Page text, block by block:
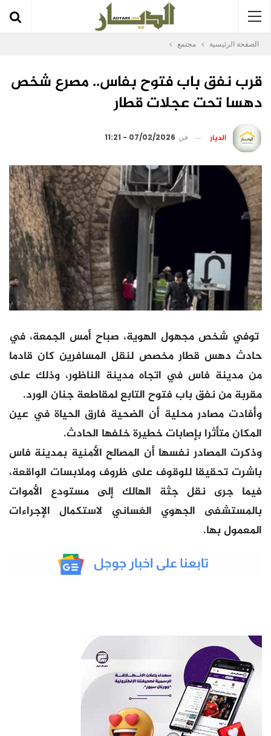
الصفحة الرئيسية مجتمع
قرب نفق باب فتوح بفاس.. مصرع شخص
دهسا تحت عجلات قطار
الديار في 07/02/2026 - 11:21
توفي شخص مجهول الهوية، صباح أمس الجمعة، في
حادث دهس قطار مخصص لنقل المسافرين كان قادما
من مدينة فاس في اتجاه مدينة الناظور، وذلك على
مقربة من نفق باب فتوح التابع لمقاطعة جنان الورد.
وأفادت مصادر محلية أن الضحية فارق الحياة في عين
المكان متأثرا بإصابات خطيرة خلفها الحادث.
وذكرت المصادر نفسها أن المصالح الأمنية بمدينة فاس
باشرت تحقيقا للوقوف على ظروف وملابسات الواقعة،
فيما جرى نقل جثة الهالك إلى مستودع الأموات
بالمستشفى الجهوي الغساني لاستكمال الإجراءات
المعمول بها.